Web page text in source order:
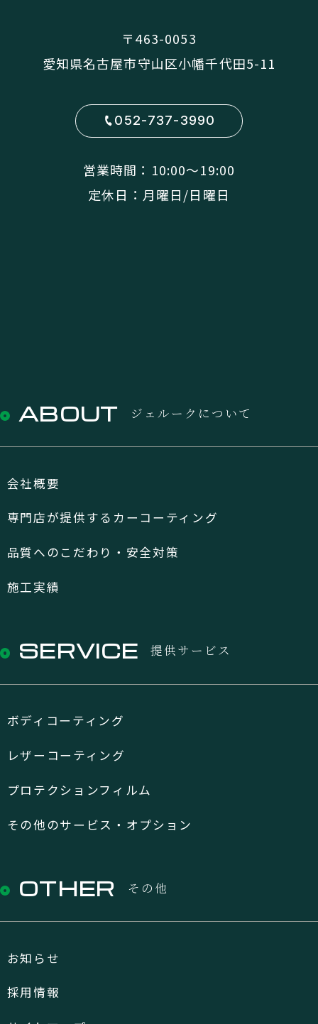
〒463-0053
愛知県名古屋市守山区小幡千代田5-11
052-737-3990
営業時間：10:00〜19:00
定休日：月曜日/日曜日
ABOUT ジェルークについて
会社概要
専門店が提供するカーコーティング
品質へのこだわり・安全対策
施工実績
SERVICE 提供サービス
ボディコーティング
レザーコーティング
プロテクションフィルム
その他のサービス・オプション
OTHER その他
お知らせ
採用情報